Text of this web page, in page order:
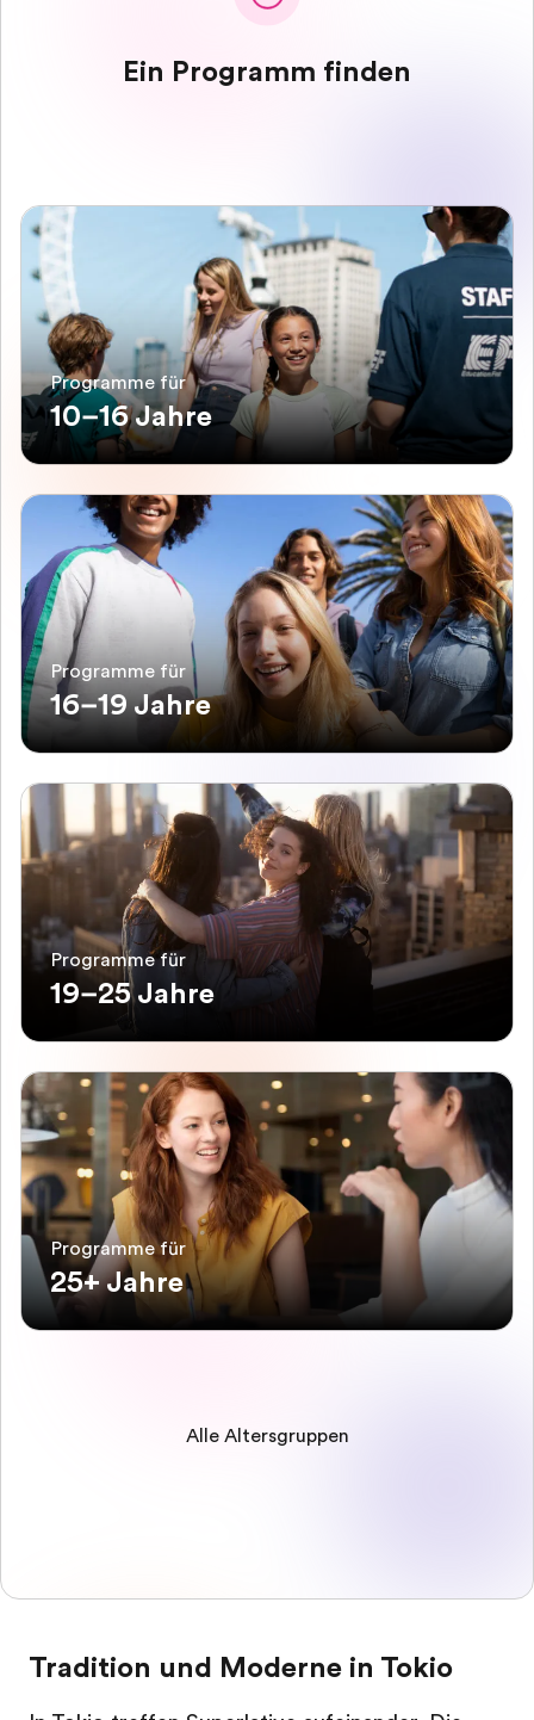
Ein Programm finden
Programme für
10–16 Jahre
Programme für
16–19 Jahre
Programme für
19–25 Jahre
Programme für
25+ Jahre
Alle Altersgruppen
Tradition und Moderne in Tokio